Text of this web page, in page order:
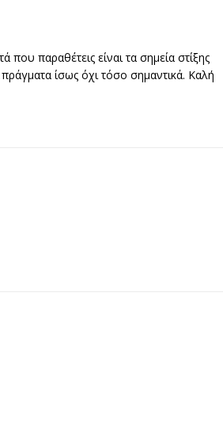
παραθέτεις είναι τα σημεία στίξης
ίσως όχι τόσο σημαντικά. Καλή